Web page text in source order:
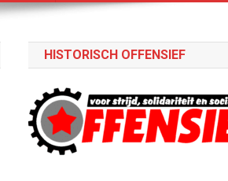
HISTORISCH OFFENSIEF